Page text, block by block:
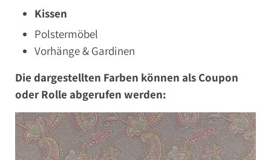
Kissen
Polstermöbel
Vorhänge & Gardinen
Die dargestellten Farben können als Coupon
oder Rolle abgerufen werden: